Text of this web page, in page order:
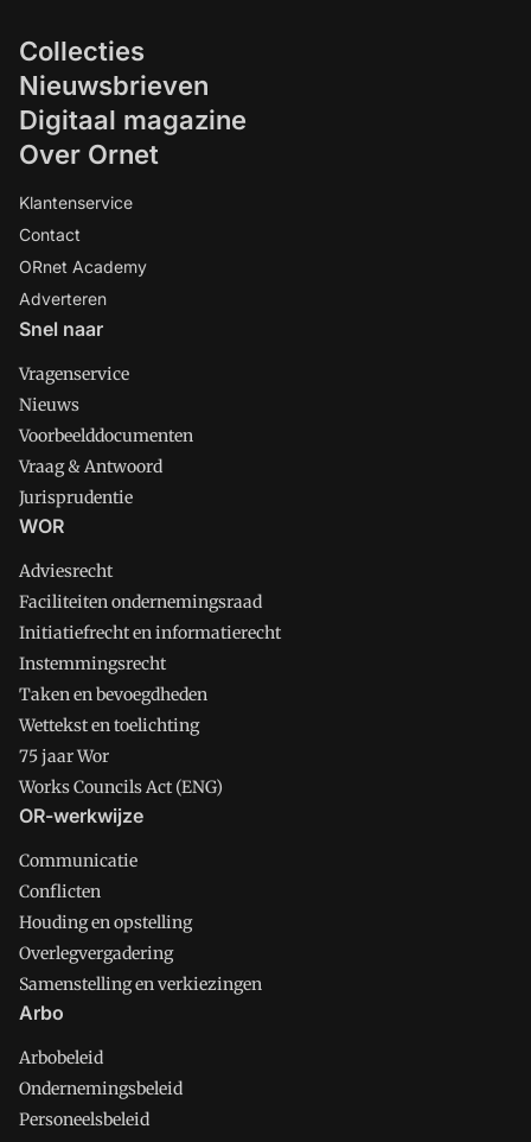
Collecties
Nieuwsbrieven
Digitaal magazine
Over Ornet
Klantenservice
Contact
ORnet Academy
Adverteren
Snel naar
Vragenservice
Nieuws
Voorbeelddocumenten
Vraag & Antwoord
Jurisprudentie
WOR
Adviesrecht
Faciliteiten ondernemingsraad
Initiatiefrecht en informatierecht
Instemmingsrecht
Taken en bevoegdheden
Wettekst en toelichting
75 jaar Wor
Works Councils Act (ENG)
OR-werkwijze
Communicatie
Conflicten
Houding en opstelling
Overlegvergadering
Samenstelling en verkiezingen
Arbo
Arbobeleid
Ondernemingsbeleid
Personeelsbeleid